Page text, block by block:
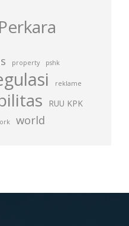
property pshk
reklame
RUU KPK
world